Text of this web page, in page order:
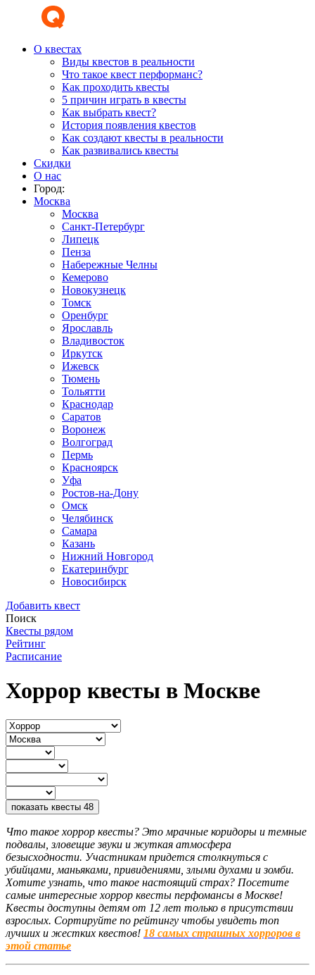
О квестах
Виды квестов в реальности
Что такое квест перформанс?
Как проходить квесты
5 причин играть в квесты
Как выбрать квест?
История появления квестов
Как создают квесты в реальности
Как развивались квесты
Скидки
О нас
Город:
Москва
Москва
Санкт-Петербург
Липецк
Пенза
Набережные Челны
Кемерово
Новокузнецк
Томск
Оренбург
Ярославль
Владивосток
Иркутск
Ижевск
Тюмень
Тольятти
Краснодар
Саратов
Воронеж
Волгоград
Пермь
Красноярск
Уфа
Ростов-на-Дону
Омск
Челябинск
Самара
Казань
Нижний Новгород
Екатеринбург
Новосибирск
Добавить квест
Поиск
Квесты рядом
Рейтинг
Расписание
Хоррор квесты в Москве
показать квесты 48
Что такое хоррор квесты? Это мрачные коридоры и темные
подвалы, зловещие звуки и жуткая атмосфера
безысходности. Участникам придется столкнуться с
убийцами, маньяками, привидениями, злыми духами и зомби.
Хотите узнать, что такое настоящий страх? Посетите
самые интересные хоррор квесты перфомансы в Москве!
Квесты доступны детям от 12 лет только в присутствии
взрослых. Сортируйте по рейтингу чтобы увидеть топ
лучших и жестких квестов! 18 самых страшных хорроров в
этой статье